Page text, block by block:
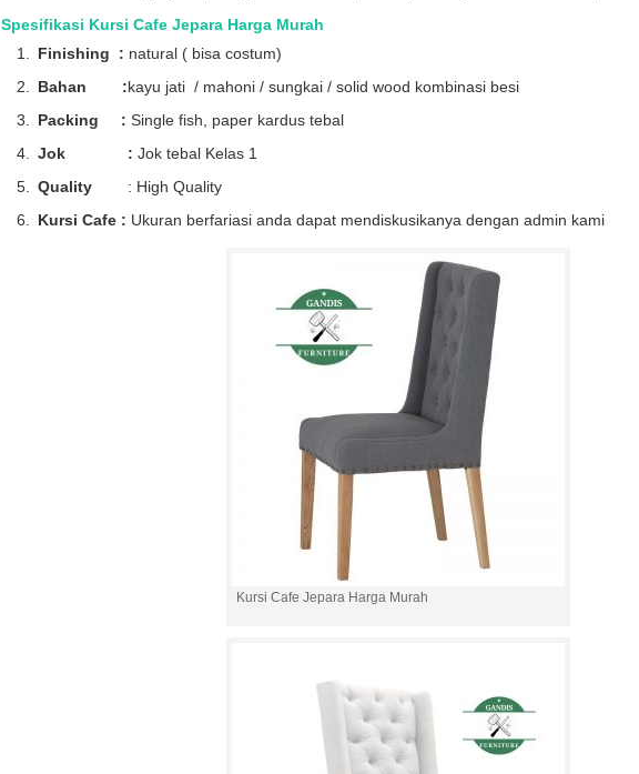
Spesifikasi Kursi Cafe Jepara Harga Murah
Finishing : natural ( bisa costum)
Bahan :kayu jati / mahoni / sungkai / solid wood kombinasi besi
Packing : Single fish, paper kardus tebal
Jok : Jok tebal Kelas 1
Quality: High Quality
Kursi Cafe : Ukuran berfariasi anda dapat mendiskusikanya dengan admin kami
Kursi Cafe Jepara Harga Murah